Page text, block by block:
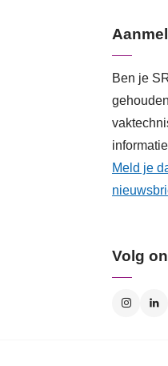
Ben je
Meld je
Volg